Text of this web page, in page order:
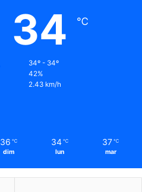
34 ℃
34º - 34º
42%
2.43 km/h
36 ℃
dim
34 ℃
lun
37 ℃
mar